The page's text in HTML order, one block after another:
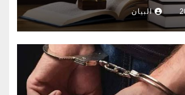
البيان